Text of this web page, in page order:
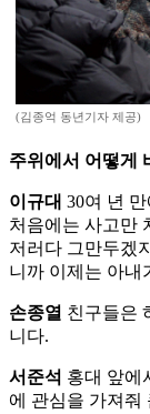
(김종억 동년기자 제공)
주위에서 어떻게
이규대 30여 년
처음에는 사고만
저러다 그만두겠
니까 이제는 아내
손종열 친구들은
니다.
서준석 홍대 앞에
에 관심을 가져줘